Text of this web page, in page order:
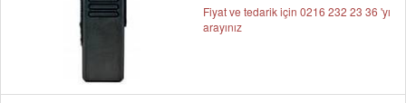
Fiyat ve tedarik için 0216 232 23 36 'yı
arayınız